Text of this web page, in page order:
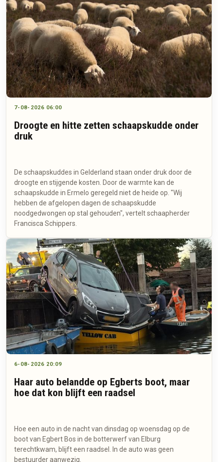
7-08-2026 06:00
Droogte en hitte zetten schaapskudde onder
druk
De schaapskuddes in Gelderland staan onder druk door de
droogte en stijgende kosten. Door de warmte kan de
schaapskudde in Ermelo geregeld niet de heide op. "Wij
hebben de afgelopen dagen de schaapskudde
noodgedwongen op stal gehouden", vertelt schaapherder
Francisca Schippers.
6-08-2026 20:09
Haar auto belandde op Egberts boot, maar
hoe dat kon blijft een raadsel
Hoe een auto in de nacht van dinsdag op woensdag op de
boot van Egbert Bos in de botterwerf van Elburg
terechtkwam, blijft een raadsel. In de auto was geen
bestuurder aanwezig.